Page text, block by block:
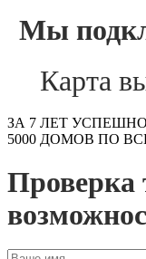
Мы
Карта
ЗА 7 ЛЕТ
5000 ДОМОВ ПО
Проверка